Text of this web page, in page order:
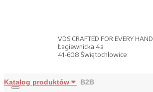
VDS CRAFTED FOR EVERY HAND
Łagiewnicka 4a
41-608 Świętochłowice
Katalog produktów B2B